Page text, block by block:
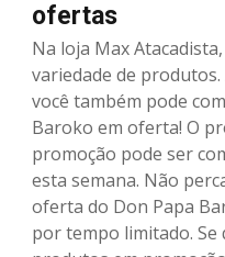
ofertas
Na loja Max
variedade de
você também pode
Baroko em oferta! O
promoção pode ser
esta semana. Não
oferta do Don Papa
por tempo limitado.